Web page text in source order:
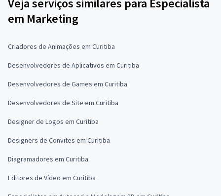
Veja serviços similares para Especialista
em Marketing
Criadores de Animações em Curitiba
Desenvolvedores de Aplicativos em Curitiba
Desenvolvedores de Games em Curitiba
Desenvolvedores de Site em Curitiba
Designer de Logos em Curitiba
Designers de Convites em Curitiba
Diagramadores em Curitiba
Editores de Vídeo em Curitiba